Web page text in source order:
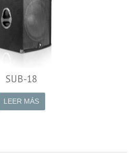
SUB-18
LEER MÁS